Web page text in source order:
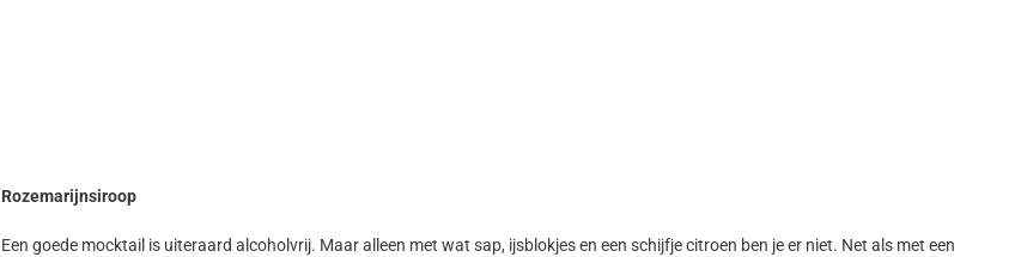
Rozemarijnsiroop
Een goede mocktail is uiteraard alcoholvrij. Maar alleen met wat sap, ijsblokjes en een schijfje citroen ben je er niet. Net als met een